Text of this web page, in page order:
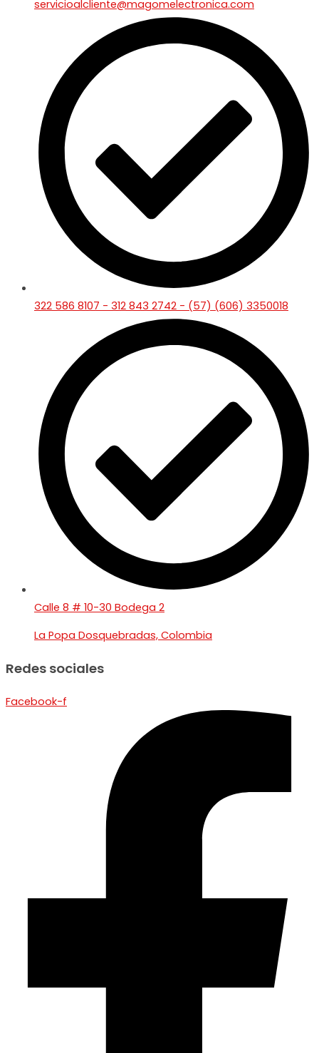
servicioalcliente@magomelectronica.com
322 586 8107 - 312 843 2742 - (57) (606) 3350018
Calle 8 # 10-30 Bodega 2
La Popa Dosquebradas, Colombia
Redes sociales
Facebook-f